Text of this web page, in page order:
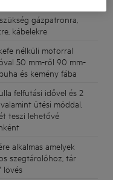
gázpatronra,
kábelekre
nélküli motorral
50 mm-ről 90 mm-
és kemény fába
felfutási idővel és 2
ütési móddal,
teszi lehetővé
alkalmas amelyek
szegtárolóhoz, tár
lövés